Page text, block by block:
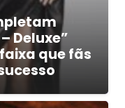
Deluxe”
que fãs